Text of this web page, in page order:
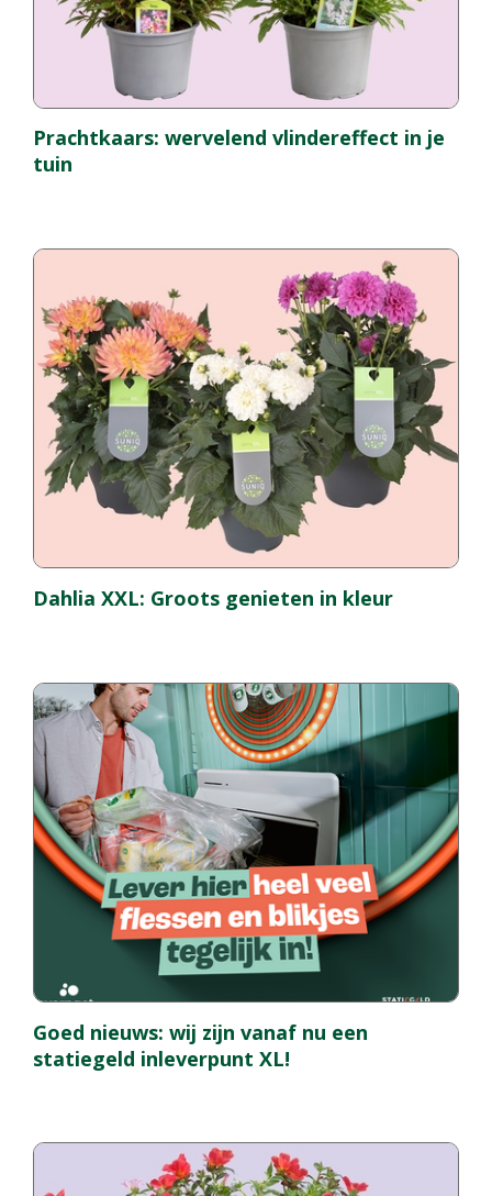
Prachtkaars: wervelend vlindereffect in je
tuin
Dahlia XXL: Groots genieten in kleur
Goed nieuws: wij zijn vanaf nu een
statiegeld inleverpunt XL!